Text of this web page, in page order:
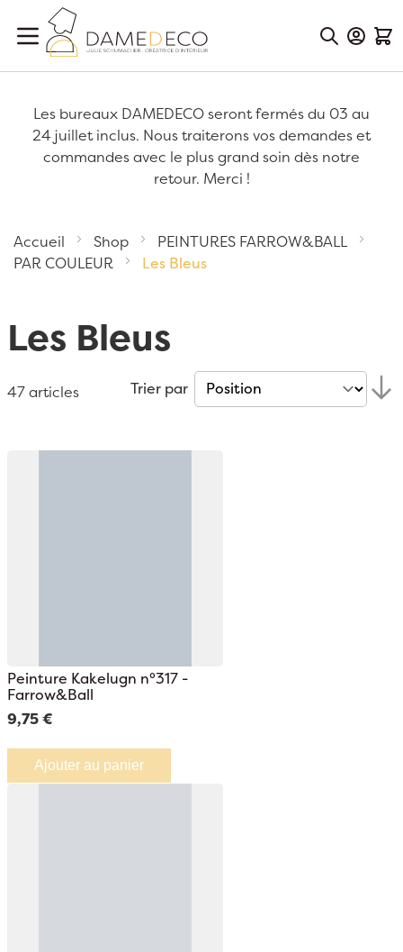
Aller au contenu
Les bureaux DAMEDECO seront fermés du 03 au
24 juillet inclus. Nous traiterons vos demandes et
commandes avec le plus grand soin dès notre
retour. Merci !
Accueil Shop
PEINTURES FARROW&BALL
PAR COULEUR
Les Bleus
Les Bleus
47 articles
Trier par
Peinture Kakelugn n°317 -
Farrow&Ball
9,75 €
Ajouter au panier